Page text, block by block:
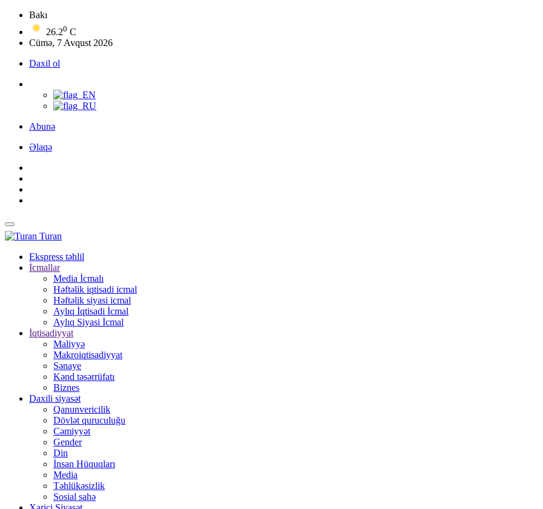
Bakı
26.20 C
Cümə, 7 Avqust 2026
Daxil ol
Abunə
Əlaqə
Turan
Ekspress təhlil
İcmallar
Media İcmalı
Həftəlik iqtisadi icmal
Həftəlik siyasi icmal
Aylıq İqtisadi İcmal
Aylıq Siyasi İcmal
İqtisadiyyat
Maliyyə
Makroiqtisadiyyat
Sənaye
Kənd təsərrüfatı
Biznes
Daxili siyasət
Qanunvericilik
Dövlət quruculuğu
Cəmiyyət
Gender
Din
İnsan Hüquqları
Media
Təhlükəsizlik
Sosial sahə